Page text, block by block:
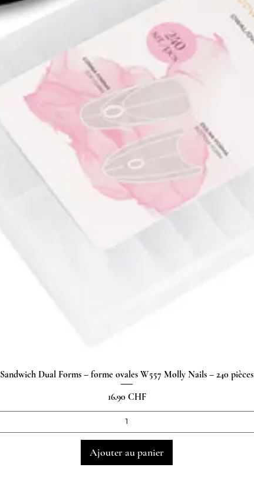
Aperçu rapide
Sandwich Dual Forms – forme ovales W557 Molly Nails – 240 pièces
Prix
16.90 CHF
Ajouter au panier